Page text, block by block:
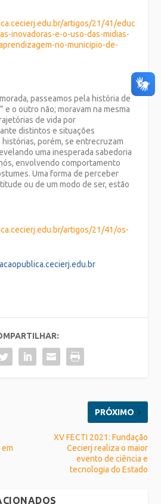
artigos/21/41/educ
inovadoras-e-o-uso-das-midias-
no-municipio-de-
passeamos pela história de
e o outro não; moravam na mesma
de vida por
distintos e situações
porém, se entrecruzam
uma inesperada sabedoria
envolvendo comportamento
Uma forma de perceber
ou de um modo de ser, estão
artigos/21/41/os-
PRÓXIMO
XV FECTI 2021: Fundação
Cecierj realiza o maior
evento de ciência e
tecnologia do Estado